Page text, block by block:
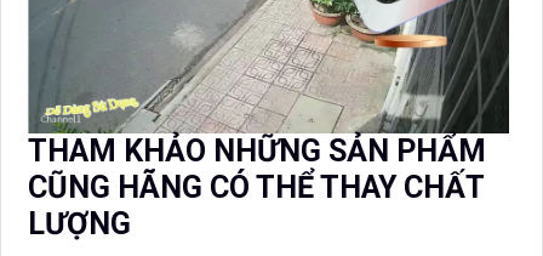
THAM KHẢO NHỮNG SẢN PHẨM
CŨNG HÃNG CÓ THỂ THAY CHẤT
LƯỢNG